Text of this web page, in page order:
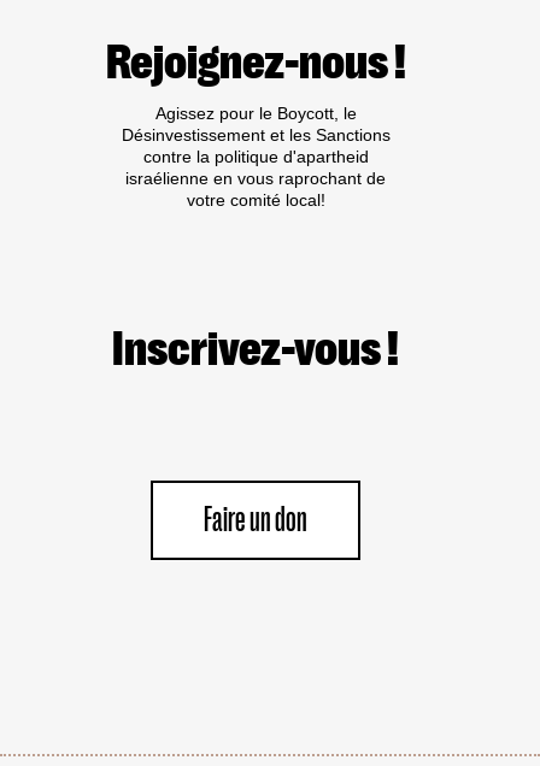
FIN
DU
EUROPÉEN
AUX
INSTITUTIONS
UNIVERSITAIRES
ISRAÉLIENNES
Rejoignez-nous !
Agissez pour le Boycott, le
Désinvestissement et les Sanctions
contre la politique d'apartheid
israélienne en vous raprochant de
votre comité local!
Inscrivez-vous !
Faire un don